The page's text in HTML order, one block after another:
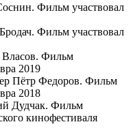
Фильм участвовал
Фильм участвовал
Власов. Фильм
2019
Пётр Федоров. Фильм
2018
Дудчак. Фильм
кинофестиваля